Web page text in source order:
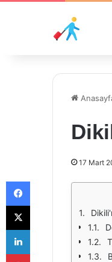
17 Mart
Facebook
X
LinkedIn
Pinterest